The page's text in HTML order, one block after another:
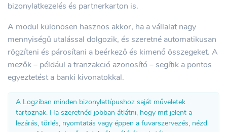
bizonylatkezelés és partnerkarton is.
A modul különösen hasznos akkor, ha a vállalat nagy
mennyiségű utalással dolgozik, és szeretné automatikusan
rögzíteni és párosítani a beérkező és kimenő összegeket. A
mezők – például a tranzakció azonosító – segítik a pontos
egyeztetést a banki kivonatokkal.
A Logziban minden bizonylattípushoz saját műveletek
tartoznak. Ha szeretnéd jobban átlátni, hogy mit jelent a
lezárás, törlés, nyomtatás vagy éppen a fuvarszervezés, nézd